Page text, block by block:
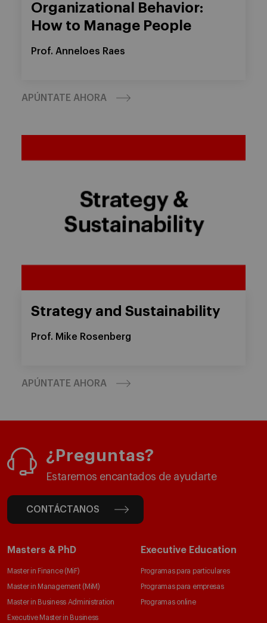
Organizational Behavior:
How to Manage People
Prof. Anneloes Raes
APÚNTATE AHORA
Strategy and Sustainability
Prof. Mike Rosenberg
APÚNTATE AHORA
¿Preguntas?
Estaremos encantados de ayudarte
CONTÁCTANOS
Masters & PhD
Master in Finance (MiF)
Master in Management (MiM)
Master in Business Administration
Executive Master in Business
Executive Education
Programas para particulares
Programas para empresas
Programas online